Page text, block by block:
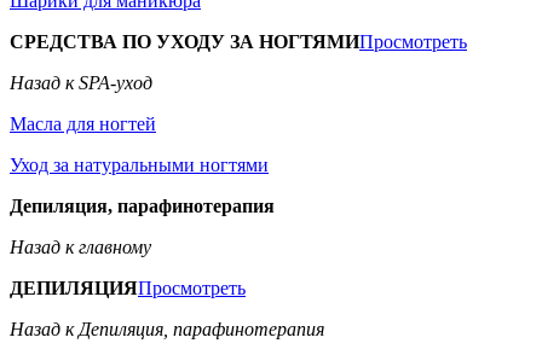
СРЕДСТВА ПО УХОДУ ЗА НОГТЯМИПросмотреть
Назад к SPA-уход
Масла для ногтей
Уход за натуральными ногтями
Депиляция, парафинотерапия
Назад к главному
ДЕПИЛЯЦИЯПросмотреть
Назад к Депиляция, парафинотерапия